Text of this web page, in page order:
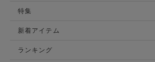
特集
新着アイテム
ランキング